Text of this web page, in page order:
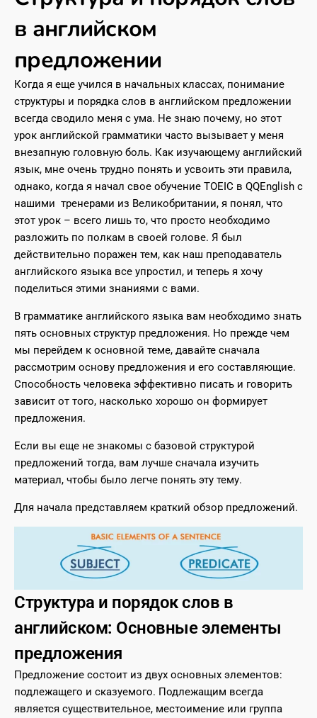
в английском
предложении
Когда я еще учился в начальных классах, понимание
структуры и порядка слов в английском предложении
всегда сводило меня с ума. Не знаю почему, но этот
урок английской грамматики часто вызывает у меня
внезапную головную боль. Как изучающему английский
язык, мне очень трудно понять и усвоить эти правила,
однако, когда я начал свое обучение TOEIC в QQEnglish с
нашими тренерами из Великобритании, я понял, что
этот урок – всего лишь то, что просто необходимо
разложить по полкам в своей голове. Я был
действительно поражен тем, как наш преподаватель
английского языка все упростил, и теперь я хочу
поделиться этими знаниями с вами.
В грамматике английского языка вам необходимо знать
пять основных структур предложения. Но прежде чем
мы перейдем к основной теме, давайте сначала
рассмотрим основу предложения и его составляющие.
Способность человека эффективно писать и говорить
зависит от того, насколько хорошо он формирует
предложения.
Если вы еще не знакомы с базовой структурой
предложений тогда, вам лучше сначала изучить
материал, чтобы было легче понять эту тему.
Для начала представляем краткий обзор предложений.
Структура и порядок слов в
английском: Основные элементы
предложения
Предложение состоит из двух основных элементов:
подлежащего и сказуемого. Подлежащим всегда
является существительное, местоимение или группа